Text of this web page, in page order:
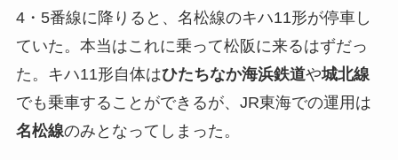
4・5番線に降りると、名松線のキハ11形が停車し
ていた。本当はこれに乗って松阪に来るはずだっ
た。キハ11形自体はひたちなか海浜鉄道や城北線
でも乗車することができるが、JR東海での運用は
名松線のみとなってしまった。